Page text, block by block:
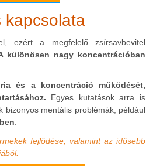
kapcsolata
ezért a megfelelő zsírsavbevitel
különösen nagy koncentrációban
és a koncentráció működését,
Egyes kutatások arra is
bizonyos mentális problémák, például
fejlődése, valamint az idősebb